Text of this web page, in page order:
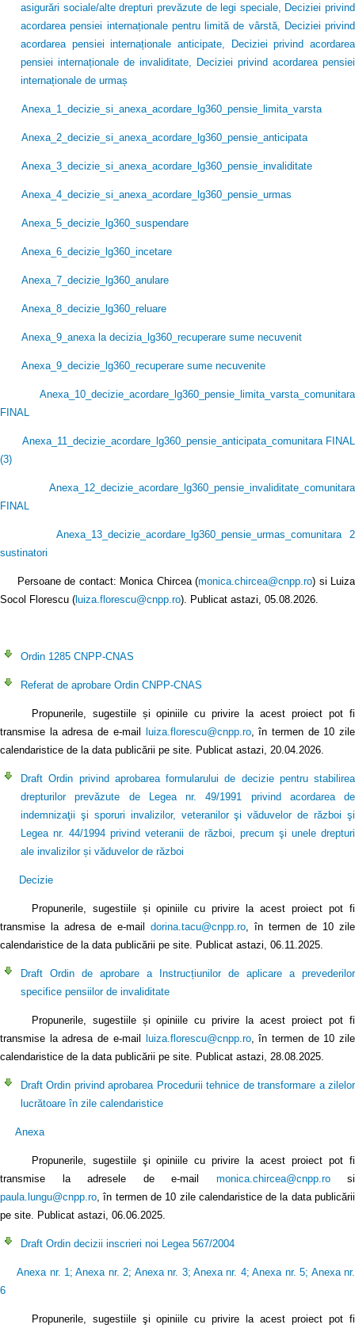
asigurări sociale/alte drepturi prevăzute de legi speciale, Deciziei privind
acordarea pensiei internaționale pentru limită de vârstă, Deciziei privind
acordarea pensiei internaționale anticipate, Deciziei privind acordarea
pensiei internaționale de invaliditate, Deciziei privind acordarea pensiei
internaționale de urmaș
Anexa_1_decizie_si_anexa_acordare_lg360_pensie_limita_varsta
Anexa_2_decizie_si_anexa_acordare_lg360_pensie_anticipata
Anexa_3_decizie_si_anexa_acordare_lg360_pensie_invaliditate
Anexa_4_decizie_si_anexa_acordare_lg360_pensie_urmas
Anexa_5_decizie_lg360_suspendare
Anexa_6_decizie_lg360_incetare
Anexa_7_decizie_lg360_anulare
Anexa_8_decizie_lg360_reluare
Anexa_9_anexa la decizia_lg360_recuperare sume necuvenit
Anexa_9_decizie_lg360_recuperare sume necuvenite
Anexa_10_decizie_acordare_lg360_pensie_limita_varsta_comunitara
FINAL
Anexa_11_decizie_acordare_lg360_pensie_anticipata_comunitara FINAL
(3)
Anexa_12_decizie_acordare_lg360_pensie_invaliditate_comunitara
FINAL
Anexa_13_decizie_acordare_lg360_pensie_urmas_comunitara 2
sustinatori
Persoane de contact: Monica Chircea (monica.chircea@cnpp.ro) si Luiza
Socol Florescu ( luiza.florescu@cnpp.ro). Publicat astazi, 05.08.2026.
Ordin 1285 CNPP-CNAS
Referat de aprobare Ordin CNPP-CNAS
Propunerile, sugestiile și opiniile cu privire la acest proiect pot fi
transmise la adresa de e-mail
luiza.florescu@cnpp.ro, în termen de 10 zile
calendaristice de la data publicării pe site. Publicat astazi, 20.04.2026.
Draft Ordin privind aprobarea formularului de decizie pentru stabilirea
drepturilor prevăzute de Legea nr. 49/1991 privind acordarea de
indemnizaţii şi sporuri invalizilor, veteranilor şi văduvelor de război şi
Legea nr. 44/1994 privind veteranii de război, precum şi unele drepturi
ale invalizilor și văduvelor de război
Decizie
Propunerile, sugestiile și opiniile cu privire la acest proiect pot fi
transmise la adresa de e-mail dorina.tacu@cnpp.ro , în termen de 10 zile
calendaristice de la data publicării pe site. Publicat astazi, 06.11.2025.
Draft Ordin de aprobare a Instrucțiunilor de aplicare a prevederilor
specifice pensiilor de invaliditate
Propunerile, sugestiile și opiniile cu privire la acest proiect pot fi
transmise la adresa de e-mail
luiza.florescu@cnpp.ro, în termen de 10 zile
calendaristice de la data publicării pe site. Publicat astazi, 28.08.2025.
Draft Ordin privind aprobarea Procedurii tehnice de transformare a zilelor
lucrătoare în zile calendaristice
Anexa
Propunerile, sugestiile şi opiniile cu privire la acest proiect pot fi
transmise la adresele de e-mail monica.chircea@cnpp.rosi
paula.lungu@cnpp.ro , în termen de 10 zile calendaristice de la data publicării
pe site. Publicat astazi, 06.06.2025.
Draft Ordin decizii inscrieri noi Legea 567/2004
Anexa nr. 1 ;Anexa nr. 2; Anexa nr. 3;Anexa nr. 4;Anexa nr. 5; Anexa nr.
6
Propunerile, sugestiile şi opiniile cu privire la acest proiect pot fi